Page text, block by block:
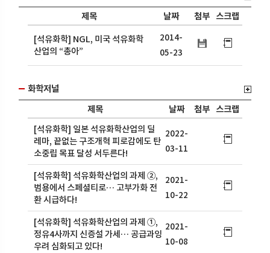
제목
날짜 첨부 스크랩
[석유화학] NGL, 미국 석유화학
산업의 “총아”
2014-
05-23
화학저널
제목
날짜 첨부 스크랩
[석유화학] 일본 석유화학산업의 딜
레마, 끝없는 구조개혁 피로감에도 탄
소중립 목표 달성 서두른다!
2022-
03-11
[석유화학] 석유화학산업의 과제 ②,
범용에서 스페셜티로… 고부가화 전
환 시급하다!
2021-
10-22
[석유화학] 석유화학산업의 과제 ①,
정유4사까지 신증설 가세… 공급과잉
우려 심화되고 있다!
2021-
10-08